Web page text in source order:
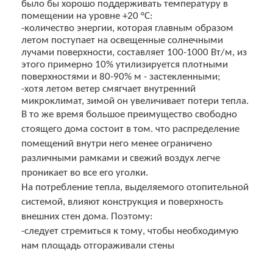
было бы хорошо поддерживать температуру в
помещении на уровне +20 °С:
-количество энергии, которая главным образом
летом поступает на освещенные солнечными
лучами поверхности, составляет 100-1000 Вт/м, из
этого примерно 10% утилизируется плотными
поверхностями и 80-90% м - застекленными;
-хотя летом ветер смягчает внутренний
микроклимат, зимой он увеличивает потери тепла.
В то же время большое преимущество свободно
стоящего дома состоит в том. что распределение
помещений внутри него менее ограничено
различными рамками и свежий воздух легче
проникает во все его уголки.
На потребление тепла, выделяемого отопительной
системой, влияют конструкция и поверхность
внешних стен дома. Поэтому:
-следует стремиться к тому, чтобы необходимую
нам площадь отгораживали стены